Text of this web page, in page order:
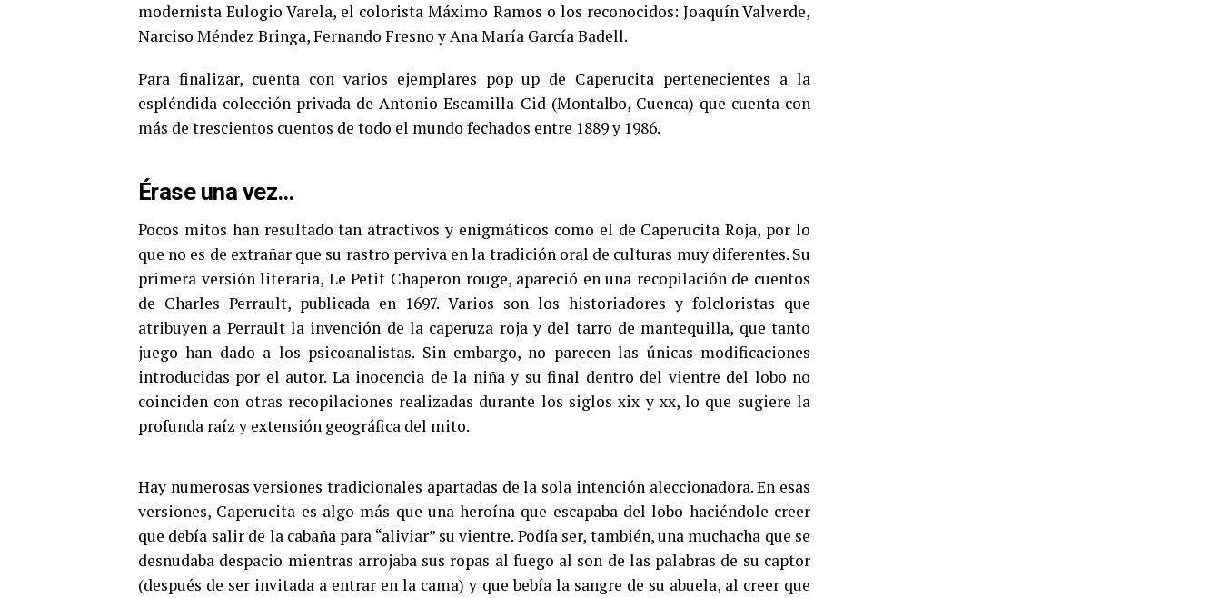
modernista Eulogio Varela, el colorista Máximo Ramos o los reconocidos: Joaquín Valverde,
Narciso Méndez Bringa, Fernando Fresno y Ana María García Badell.
Para finalizar, cuenta con varios ejemplares pop up de Caperucita pertenecientes a la
espléndida colección privada de Antonio Escamilla Cid (Montalbo, Cuenca) que cuenta con
más de trescientos cuentos de todo el mundo fechados entre 1889 y 1986.
Érase una vez…
Pocos mitos han resultado tan atractivos y enigmáticos como el de Caperucita Roja, por lo
que no es de extrañar que su rastro perviva en la tradición oral de culturas muy diferentes. Su
primera versión literaria, Le Petit Chaperon rouge, apareció en una recopilación de cuentos
de Charles Perrault, publicada en 1697. Varios son los historiadores y folcloristas que
atribuyen a Perrault la invención de la caperuza roja y del tarro de mantequilla, que tanto
juego han dado a los psicoanalistas. Sin embargo, no parecen las únicas modificaciones
introducidas por el autor. La inocencia de la niña y su final dentro del vientre del lobo no
coinciden con otras recopilaciones realizadas durante los siglos xix y xx, lo que sugiere la
profunda raíz y extensión geográfica del mito.
Hay numerosas versiones tradicionales apartadas de la sola intención aleccionadora. En esas
versiones, Caperucita es algo más que una heroína que escapaba del lobo haciéndole creer
que debía salir de la cabaña para “aliviar” su vientre. Podía ser, también, una muchacha que se
desnudaba despacio mientras arrojaba sus ropas al fuego al son de las palabras de su captor
(después de ser invitada a entrar en la cama) y que bebía la sangre de su abuela, al creer que